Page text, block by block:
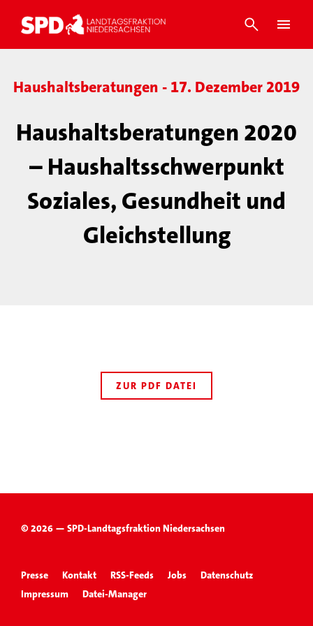
Haushaltsberatungen - 17. Dezember 2019
Haushaltsberatungen 2020
– Haushaltsschwerpunkt
Soziales, Gesundheit und
Gleichstellung
ZUR PDF DATEI
© 2026 — SPD-Landtagsfraktion Niedersachsen
Presse Kontakt RSS-Feeds Jobs
Datenschutz
Impressum
Datei-Manager